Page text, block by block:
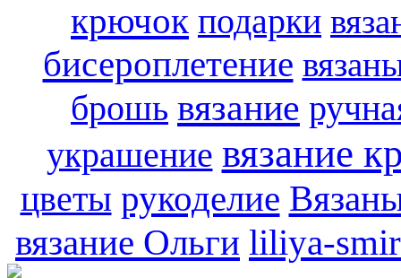
крючок подарки
бисероплетение
брошь вязание
украшение вязание
цветы рукоделие
вязание Ольги liliya-